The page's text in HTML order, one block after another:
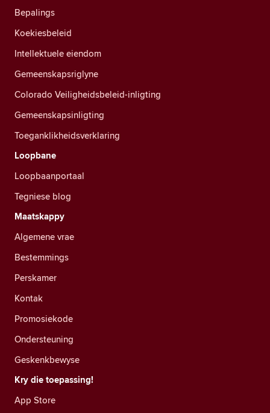
Bepalings
Koekiesbeleid
Intellektuele eiendom
Gemeenskapsriglyne
Colorado Veiligheidsbeleid-inligting
Gemeenskapsinligting
Toeganklikheidsverklaring
Loopbane
Loopbaanportaal
Tegniese blog
Maatskappy
Algemene vrae
Bestemmings
Perskamer
Kontak
Promosiekode
Ondersteuning
Geskenkbewyse
Kry die toepassing!
App Store